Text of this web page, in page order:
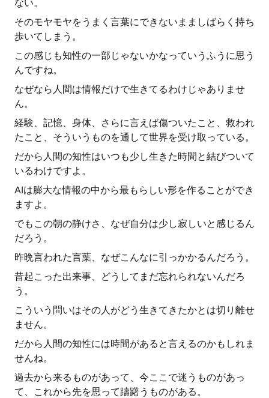
ない。
そのモヤモヤをうまく言葉にできないまましばらく持ち
歩いてしまう。
この感じも知性の一部じゃないかなっていうふうに思う
んですね。
なぜなら人間は情報だけで生きてるわけじゃありませ
ん。
経験、記憶、身体、さらに言えば傷ついたこと、救われ
たこと、そういうものを通して世界を受け取っている。
だから人間の知性はいつも少し生きた時間と結びついて
いるわけですよ。
AIは膨大な情報の中から最もらしい形を作ることができ
ますよ。
でもこの朝の静けさ、なぜ自分は少し寂しいと感じるん
だろう。
昨晩言われた言葉、なぜこんなに引っかかるんだろう。
昔起こった出来事、どうしてまだ忘れられないんだろ
う。
こういう問いはその人がどう生きてきたかとは切り離せ
ません。
だから人間の知性には時間があると言えるのかもしれま
せんね。
過去から来るものがあって、今ここで迷うものがあっ
て、これから先を思って躊躇うものがある。